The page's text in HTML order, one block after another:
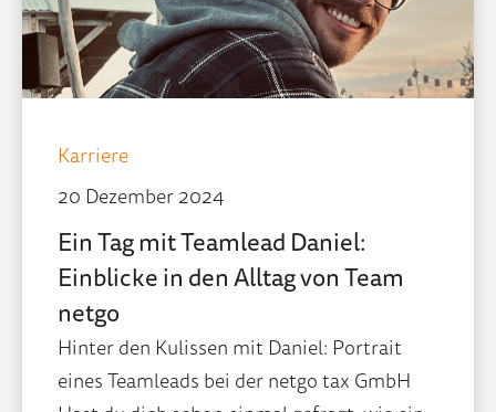
Karriere
20 Dezember 2024
Ein Tag mit Teamlead Daniel:
Einblicke in den Alltag von Team
netgo
Hinter den Kulissen mit Daniel: Portrait
eines Teamleads bei der netgo tax GmbH